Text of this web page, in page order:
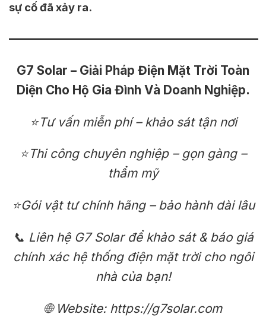
sự cố đã xảy ra.
————————————————————
G7 Solar – Giải Pháp Điện Mặt Trời Toàn
Diện Cho Hộ Gia Đình Và Doanh Nghiệp.
⭐Tư vấn miễn phí – khảo sát tận nơi
⭐Thi công chuyên nghiệp – gọn gàng –
thẩm mỹ
⭐Gói vật tư chính hãng – bảo hành dài lâu
📞 Liên hệ G7 Solar để khảo sát & báo giá
chính xác hệ thống điện mặt trời cho ngôi
nhà của bạn!
🌐Website: https://g7solar.com